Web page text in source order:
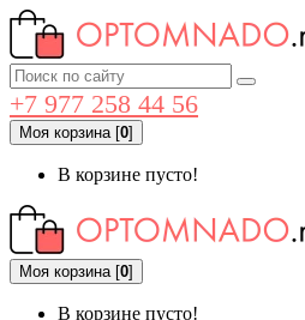
+7 977 258 44 56
Моя корзина[0]
В корзине пусто!
Моя корзина[0]
В корзине пусто!